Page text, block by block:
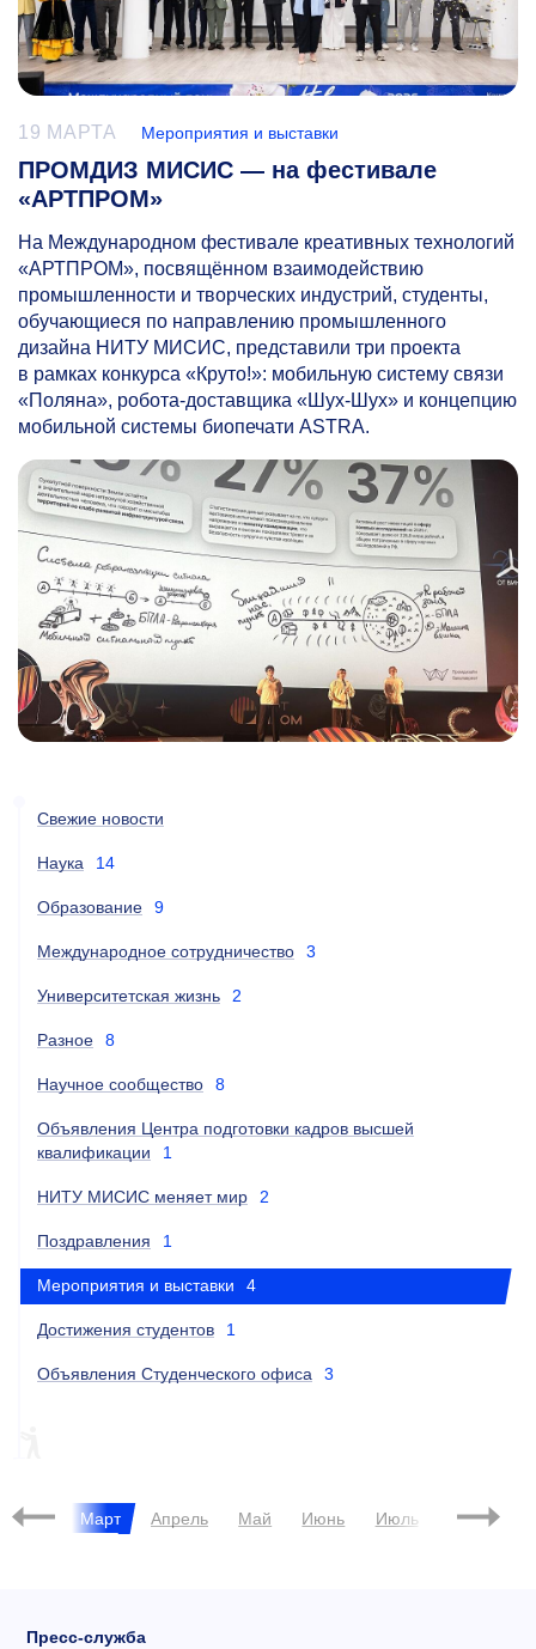
19 МАРТА Мероприятия и выставки
ПРОМДИЗ МИСИС — на фестивале
«АРТПРОМ»
На Международном фестивале креативных технологий
«АРТПРОМ», посвящённом взаимодействию
промышленности и творческих индустрий, студенты,
обучающиеся по направлению промышленного
дизайна НИТУ МИСИС, представили три проекта
в рамках конкурса «Круто!»: мобильную систему связи
«Поляна», робота-доставщика «Шух-Шух» и концепцию
мобильной системы биопечати ASTRA.
Свежие новости
Наука 14
Образование 9
Международное сотрудничество 3
Университетская жизнь 2
Разное 8
Научное сообщество 8
Объявления Центра подготовки кадров высшей
квалификации
1
НИТУ МИСИС меняет мир 2
Поздравления 1
Мероприятия и выставки 4
Достижения студентов 1
Объявления Студенческого офиса 3
Март Апрель Май Июнь Июль Август
Пресс-служба